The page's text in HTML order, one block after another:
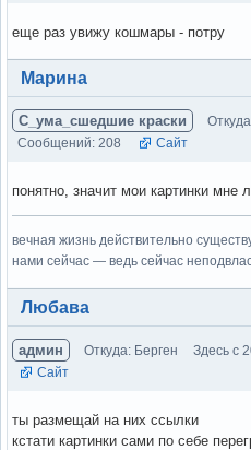
еще раз увижу кошмары - потру
Вне форума
Марина
С_ума_сшедшие краски
Сообщений: 208
Сайт
понятно, значит мои картинки мне
вечная жизнь действительно
нами сейчас — ведь сейчас
Вне форума
Любава
админ Откуда: Берген Здесь с
Сайт
ты размещай на них ссылки
кстати картинки сами по себе